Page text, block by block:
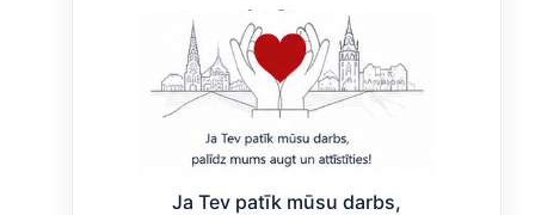
Ja Tev patīk mūsu darbs,